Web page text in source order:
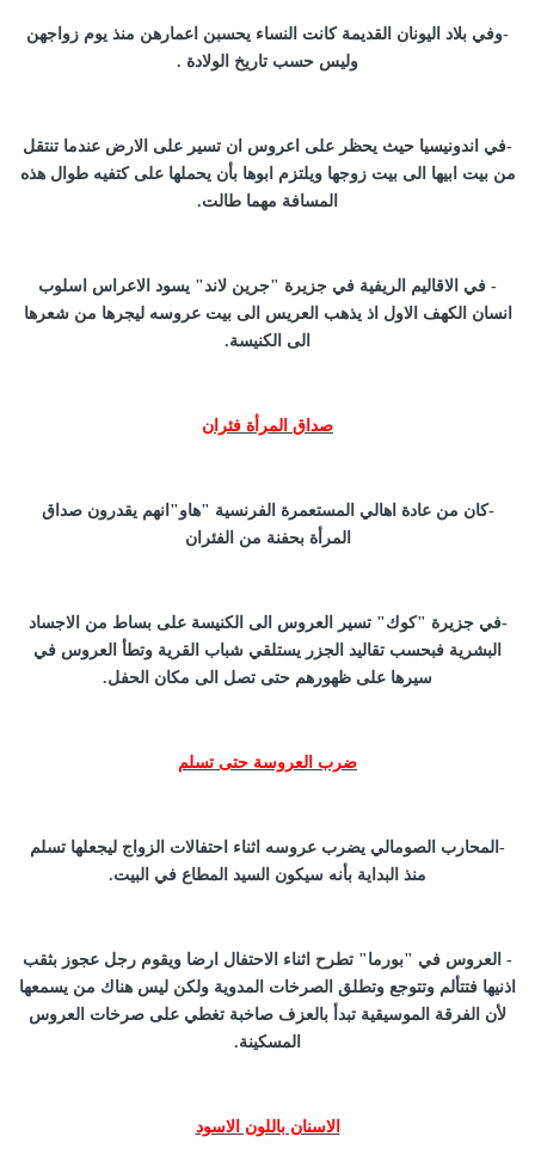
-وفي بلاد اليونان القديمة كانت النساء يحسبن اعمارهن منذ يوم زواجهن
وليس حسب تاريخ الولادة .
-في اندونيسيا حيث يحظر على اعروس ان تسير على الارض عندما تنتقل
من بيت ابيها الى بيت زوجها ويلتزم ابوها بأن يحملها على كتفيه طوال هذه
المسافة مهما طالت.
- في الاقاليم الريفية في جزيرة "جرين لاند" يسود الاعراس اسلوب
انسان الكهف الاول اذ يذهب العريس الى بيت عروسه ليجرها من شعرها
الى الكنيسة.
صداق المرأة فئران
-كان من عادة اهالي المستعمرة الفرنسية "هاو"انهم يقدرون صداق
المرأة بحفنة من الفئران
-في جزيرة "كوك" تسير العروس الى الكنيسة على بساط من الاجساد
البشرية فبحسب تقاليد الجزر يستلقي شباب القرية وتطأ العروس في
سيرها على ظهورهم حتى تصل الى مكان الحفل.
ضرب العروسة حتى تسلم
-المحارب الصومالي يضرب عروسه اثناء احتفالات الزواج ليجعلها تسلم
منذ البداية بأنه سيكون السيد المطاع في البيت.
- العروس في "بورما" تطرح اثناء الاحتفال ارضا ويقوم رجل عجوز بثقب
اذنيها فتتألم وتتوجع وتطلق الصرخات المدوية ولكن ليس هناك من يسمعها
لأن الفرقة الموسيقية تبدأ بالعزف صاخبة تغطي على صرخات العروس
المسكينة.
الاسنان باللون الاسود